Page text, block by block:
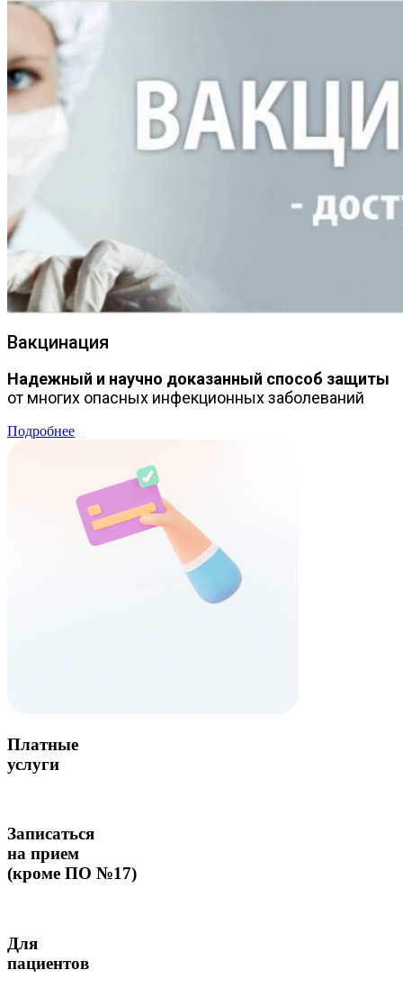
Вакцинация
Надежный и научно доказанный способ защиты
от многих опасных инфекционных заболеваний
Подробнее
Платные
услуги
Записаться
на прием
(кроме ПО №17)
Для
пациентов